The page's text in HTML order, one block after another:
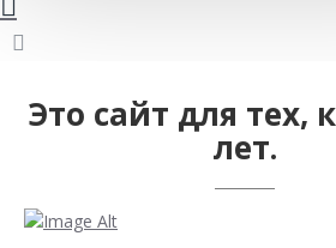
Это сайт для тех,
лет.